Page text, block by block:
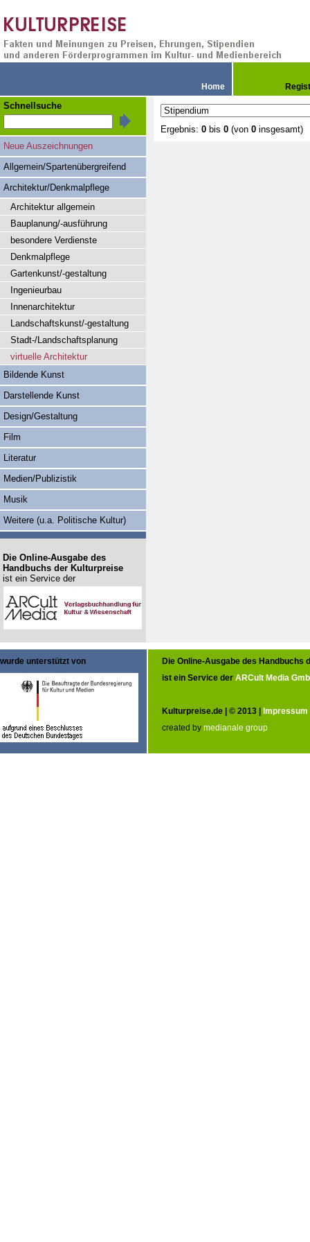
Home
Ergebnis: 0 bis 0 (von 0 insgesamt)
Schnellsuche
Neue Auszeichnungen
Allgemein/Spartenübergreifend
Architektur/Denkmalpflege
Architektur allgemein
Bauplanung/-ausführung
besondere Verdienste
Denkmalpflege
Gartenkunst/-gestaltung
Ingenieurbau
Innenarchitektur
Landschaftskunst/-gestaltung
Stadt-/Landschaftsplanung
virtuelle Architektur
Bildende Kunst
Darstellende Kunst
Design/Gestaltung
Film
Literatur
Medien/Publizistik
Musik
Weitere (u.a. Politische Kultur)
Die Online-Ausgabe des
Handbuchs der Kulturpreise
ist ein Service der
wurde unterstützt von
Die Online-Ausgabe des Handbuchs
ist ein Service der ARCult Media
Kulturpreise.de | © 2013 | Impressum
created by medianale group